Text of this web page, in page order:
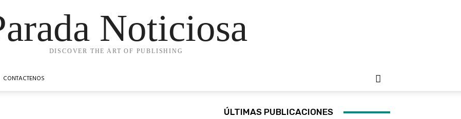
Noticiosa
DISCOVER THE ART OF PUBLISHING
CONTACTENOS
ÚLTIMAS PUBLICACIONES